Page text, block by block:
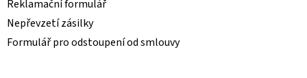
Reklamační formulář
Nepřevzetí zásilky
Formulář pro odstoupení od smlouvy